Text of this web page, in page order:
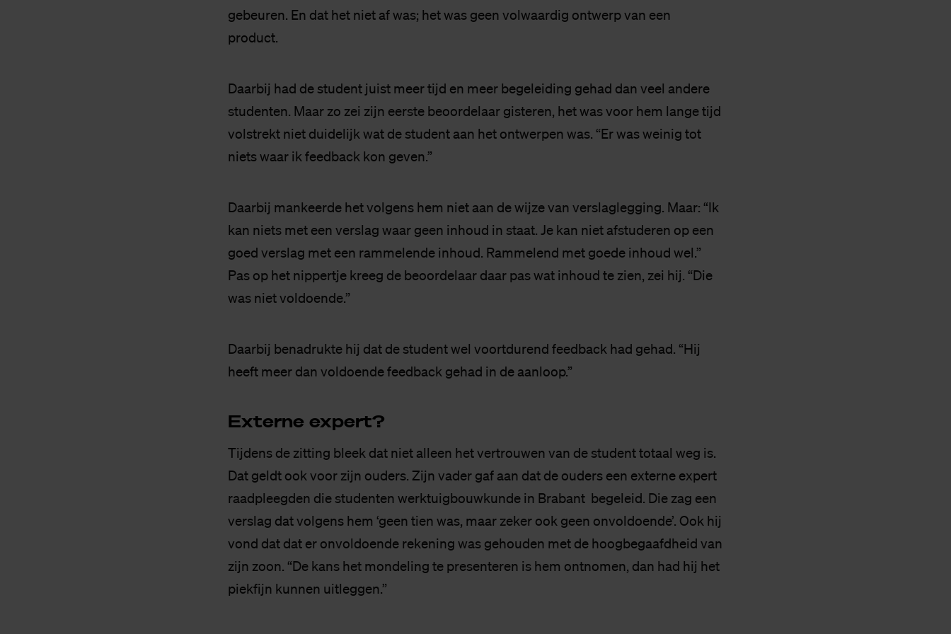
gebeuren. En dat het niet af was; het was geen volwaardig ontwerp van een
product.
Daarbij had de student juist meer tijd en meer begeleiding gehad dan veel andere
studenten. Maar zo zei zijn eerste beoordelaar gisteren, het was voor hem lange tijd
volstrekt niet duidelijk wat de student aan het ontwerpen was. “Er was weinig tot
niets waar ik feedback kon geven.”
Daarbij mankeerde het volgens hem niet aan de wijze van verslaglegging. Maar: “Ik
kan niets met een verslag waar geen inhoud in staat. Je kan niet afstuderen op een
goed verslag met een rammelende inhoud. Rammelend met goede inhoud wel.”
Pas op het nippertje kreeg de beoordelaar daar pas wat inhoud te zien, zei hij. “Die
was niet voldoende.”
Daarbij benadrukte hij dat de student wel voortdurend feedback had gehad. “Hij
heeft meer dan voldoende feedback gehad in de aanloop.”
Ex­ter­ne ex­pert?
Tijdens de zitting bleek dat niet alleen het vertrouwen van de student totaal weg is.
Dat geldt ook voor zijn ouders. Zijn vader gaf aan dat de ouders een externe expert
raadpleegden die studenten werktuigbouwkunde in Brabant begeleid. Die zag een
verslag dat volgens hem ‘geen tien was, maar zeker ook geen onvoldoende’. Ook hij
vond dat dat er onvoldoende rekening was gehouden met de hoogbegaafdheid van
zijn zoon. “De kans het mondeling te presenteren is hem ontnomen, dan had hij het
piekfijn kunnen uitleggen.”